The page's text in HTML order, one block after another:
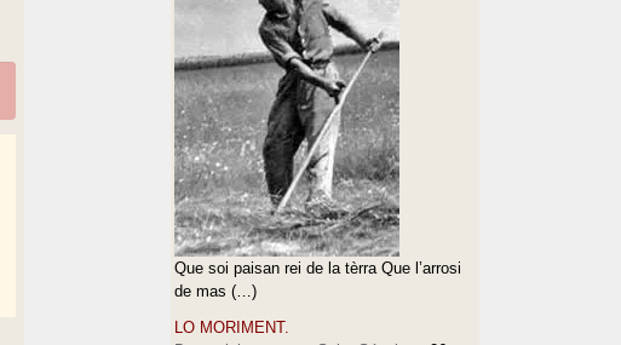
Que soi paisan rei de la tèrra Que l’arrosi
de mas (…)
LO MORIMENT.